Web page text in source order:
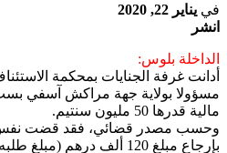
في يناير 22, 2020
انشر
الداخلة بلوس:
أدانت غرفة الجنايات بمحكمة
مسؤولا بولاية جهة مراكش آسفي
مالية قدرها 50 مليون سنتيم.
وحسب مصدر قضائي، فقد قضت نفس
بإرجاع مبلغ 120 ألف درهم